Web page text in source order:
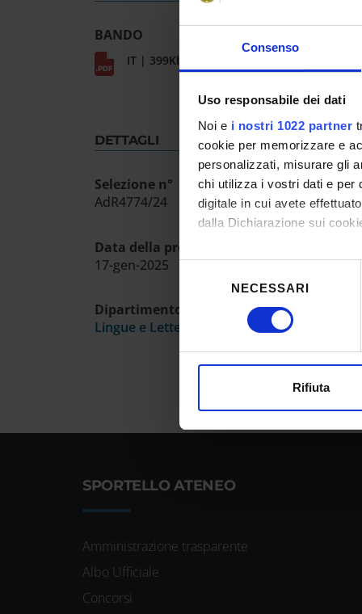
Consenso
Uso responsabile dei dati
Noi e i nostri 1022 partner
cookie per memorizzare e
personalizzati, misurare gli
chi utilizza i vostri dati e per
digitale in cui avete
dalla Dichiarazione sui
Con il tuo consenso,
raccogliere
Approfondisci come
Utilizziamo i cookie per
consenso
NECESSARI
Rifiuta
BANDO
IT | 399Kb
DETTAGLI
Selezione n°
AdR4774/24
Data della prova ammissione
17-gen-2025
Dipartimento
Lingue e Letterature Straniere
SPORTELLO ATENEO
Amministrazione trasparente
Albo Ufficiale
Concorsi